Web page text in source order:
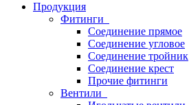
Продукция
Фитинги
Соединение прямое
Соединение угловое
Соединение тройник
Соединение крест
Прочие фитинги
Вентили